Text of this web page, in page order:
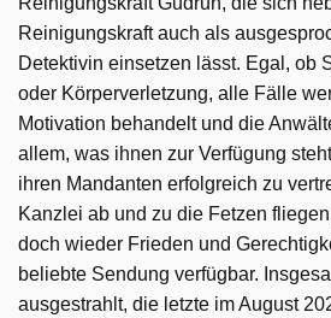
Reinigungskraft auch als
Detektivin einsetzen lässt. Egal, ob
oder Körperverletzung, alle Fälle
Motivation behandelt und die
allem, was ihnen zur Verfügung
ihren Mandanten erfolgreich zu
Kanzlei ab und zu die Fetzen
doch wieder Frieden und
beliebte Sendung verfügbar.
ausgestrahlt, die letzte im August